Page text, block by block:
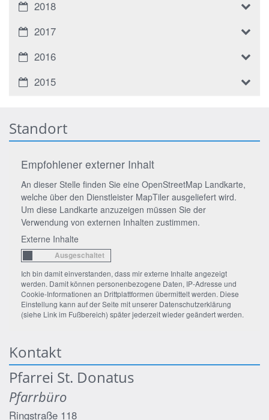
2018
2017
2016
2015
Standort
Empfohlener externer Inhalt
An dieser Stelle finden Sie eine OpenStreetMap Landkarte,
welche über den Dienstleister MapTiler ausgeliefert wird.
Um diese Landkarte anzuzeigen müssen Sie der
Verwendung von externen Inhalten zustimmen.
Externe Inhalte
Ich bin damit einverstanden, dass mir externe Inhalte angezeigt
werden. Damit können personenbezogene Daten, IP-Adresse und
Cookie-Informationen an Drittplattformen übermittelt werden. Diese
Einstellung kann auf der Seite mit unserer Datenschutzerklärung
(siehe Link im Fußbereich) später jederzeit wieder geändert werden.
Kontakt
Pfarrei St. Donatus
Pfarrbüro
Ringstraße 118